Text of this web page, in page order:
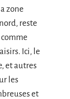
zone
reste
comme
Ici, le
et autres
les
et